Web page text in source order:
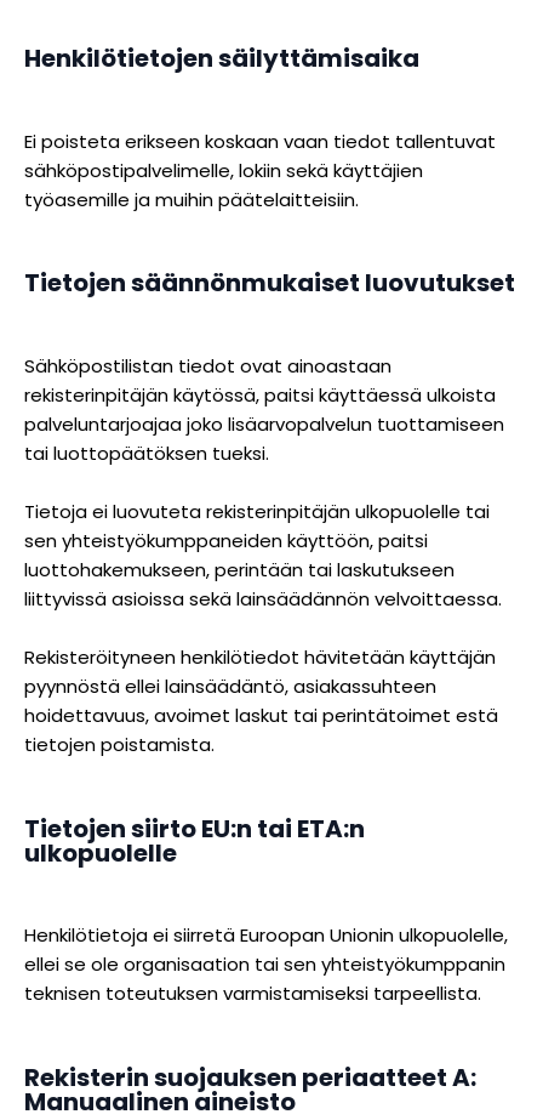
Henkilötietojen säilyttämisaika
Ei poisteta erikseen koskaan vaan tiedot tallentuvat
sähköpostipalvelimelle, lokiin sekä käyttäjien
työasemille ja muihin päätelaitteisiin.
Tietojen säännönmukaiset luovutukset
Sähköpostilistan tiedot ovat ainoastaan
rekisterinpitäjän käytössä, paitsi käyttäessä ulkoista
palveluntarjoajaa joko lisäarvopalvelun tuottamiseen
tai luottopäätöksen tueksi.
Tietoja ei luovuteta rekisterinpitäjän ulkopuolelle tai
sen yhteistyökumppaneiden käyttöön, paitsi
luottohakemukseen, perintään tai laskutukseen
liittyvissä asioissa sekä lainsäädännön velvoittaessa.
Rekisteröityneen henkilötiedot hävitetään käyttäjän
pyynnöstä ellei lainsäädäntö, asiakassuhteen
hoidettavuus, avoimet laskut tai perintätoimet estä
tietojen poistamista.
Tietojen siirto EU:n tai ETA:n
ulkopuolelle
Henkilötietoja ei siirretä Euroopan Unionin ulkopuolelle,
ellei se ole organisaation tai sen yhteistyökumppanin
teknisen toteutuksen varmistamiseksi tarpeellista.
Rekisterin suojauksen periaatteet A:
Manuaalinen aineisto